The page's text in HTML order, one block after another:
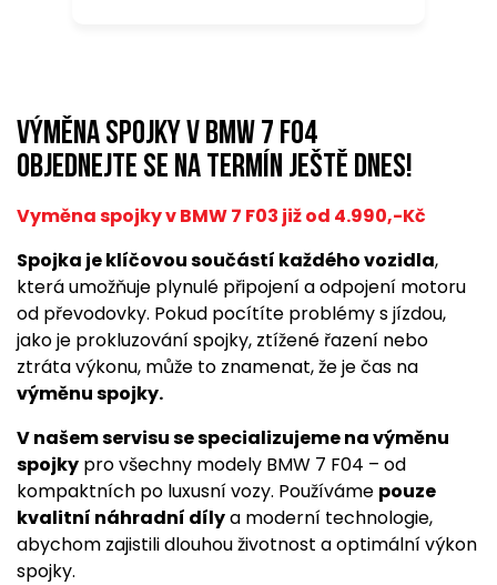
Výměna spojky v BMW 7 F04
Objednejte se na termín ještě dnes!
Vyměna spojky v BMW 7 F03 již od 4.990,-Kč
Spojka je klíčovou součástí každého vozidla,
která umožňuje plynulé připojení a odpojení motoru
od převodovky. Pokud pocítíte problémy s jízdou,
jako je prokluzování spojky, ztížené řazení nebo
ztráta výkonu, může to znamenat, že je čas na
výměnu spojky.
V našem servisu se specializujeme na výměnu
spojky pro všechny modely BMW 7 F04 – od
kompaktních po luxusní vozy. Používáme pouze
kvalitní náhradní dílya moderní technologie,
abychom zajistili dlouhou životnost a optimální výkon
spojky.